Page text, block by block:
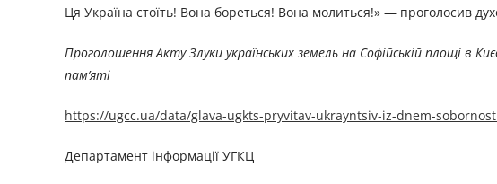
Ця Україна стоїть! Вона бореться! Вона молиться!» — проголосив
Проголошення Акту Злуки українських земель на Софійській площі в
пам’яті
https://ugcc.ua/data/glava-ugkts-pryvitav-ukrayntsiv-iz-dnem-
Департамент інформації УГКЦ